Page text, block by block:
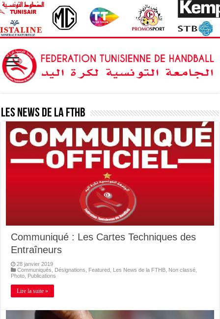
Les News de la FTHB
Communiqué : Les Cartes Techniques des
Entraîneurs
28 janvier 2019
Communiqués
Désignations Featured Les News de la FTHB Non classé
Photo Publications
Lire la suite »